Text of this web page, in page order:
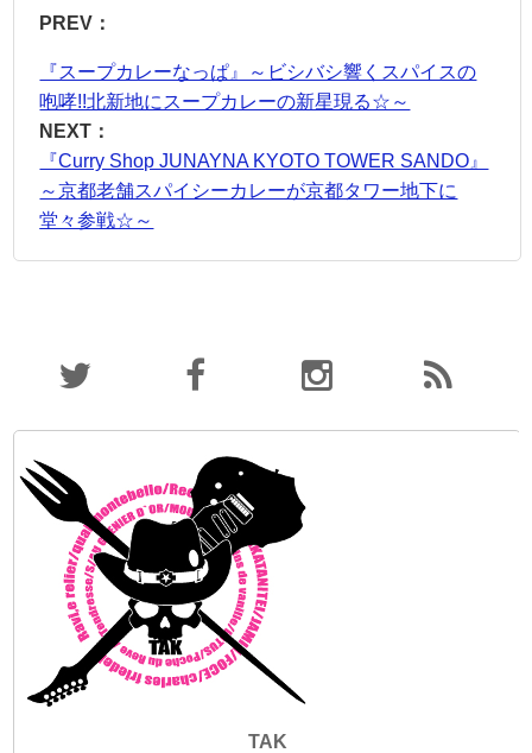
PREV：
『スープカレーなっぱ』～ビシバシ響くスパイスの
咆哮!!北新地にスープカレーの新星現る☆～
NEXT：
『Curry Shop JUNAYNA KYOTO TOWER SANDO』
～京都老舗スパイシーカレーが京都タワー地下に
堂々参戦☆～
TAK